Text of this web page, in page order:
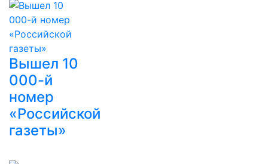
Вышел 10
000-й
номер
«Российской
газеты»